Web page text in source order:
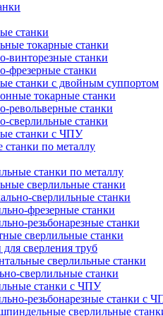
станки
токарные станки
винторезные станки
фрезерные станки
станки с двойным суппортом
токарные станки
револьверные станки
сверлильные станки
станки с ЧПУ
по металлу
станки по металлу
сверлильные станки
сверлильные станки
фрезерные станки
резьбонарезные станки
сверлильные станки
сверления труб
сверлильные станки
сверлильные станки
станки с ЧПУ
резьбонарезные станки с
сверлильные